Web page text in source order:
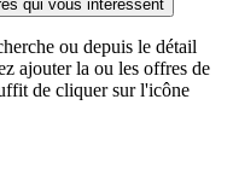
qui vous intéressent
ou depuis le détail
ajouter la ou les offres de
de cliquer sur l'icône